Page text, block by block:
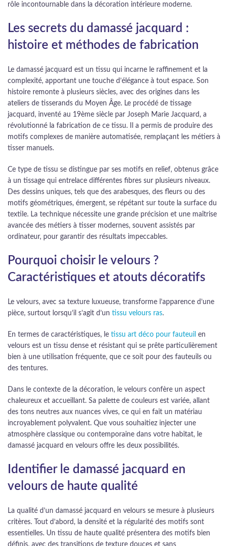
rôle incontournable dans la décoration intérieure moderne.
Les secrets du damassé jacquard :
histoire et méthodes de fabrication
Le damassé jacquard est un tissu qui incarne le raffinement et la
complexité, apportant une touche d’élégance à tout espace. Son
histoire remonte à plusieurs siècles, avec des origines dans les
ateliers de tisserands du Moyen Âge. Le procédé de tissage
jacquard, inventé au 19ème siècle par Joseph Marie Jacquard, a
révolutionné la fabrication de ce tissu. Il a permis de produire des
motifs complexes de manière automatisée, remplaçant les métiers à
tisser manuels.
Ce type de tissu se distingue par ses motifs en relief, obtenus grâce
à un tissage qui entrelace différentes fibres sur plusieurs niveaux.
Des dessins uniques, tels que des arabesques, des fleurs ou des
motifs géométriques, émergent, se répétant sur toute la surface du
textile. La technique nécessite une grande précision et une maîtrise
avancée des métiers à tisser modernes, souvent assistés par
ordinateur, pour garantir des résultats impeccables.
Pourquoi choisir le velours ?
Caractéristiques et atouts décoratifs
Le velours, avec sa texture luxueuse, transforme l’apparence d’une
pièce, surtout lorsqu’il s’agit d’un tissu velours ras.
En termes de caractéristiques, le tissu art déco pour fauteuil en
velours est un tissu dense et résistant qui se prête particulièrement
bien à une utilisation fréquente, que ce soit pour des fauteuils ou
des tentures.
Dans le contexte de la décoration, le velours confère un aspect
chaleureux et accueillant. Sa palette de couleurs est variée, allant
des tons neutres aux nuances vives, ce qui en fait un matériau
incroyablement polyvalent. Que vous souhaitiez injecter une
atmosphère classique ou contemporaine dans votre habitat, le
damassé jacquard en velours offre les deux possibilités.
Identifier le damassé jacquard en
velours de haute qualité
La qualité d’un damassé jacquard en velours se mesure à plusieurs
critères. Tout d’abord, la densité et la régularité des motifs sont
essentielles. Un tissu de haute qualité présentera des motifs bien
définis, avec des transitions de texture douces et sans